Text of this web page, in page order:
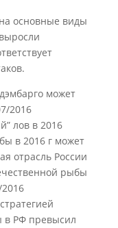
основные виды
может
2016
лов в 2016
в 2016 г может
отрасль России
рыбы
в РФ превысил